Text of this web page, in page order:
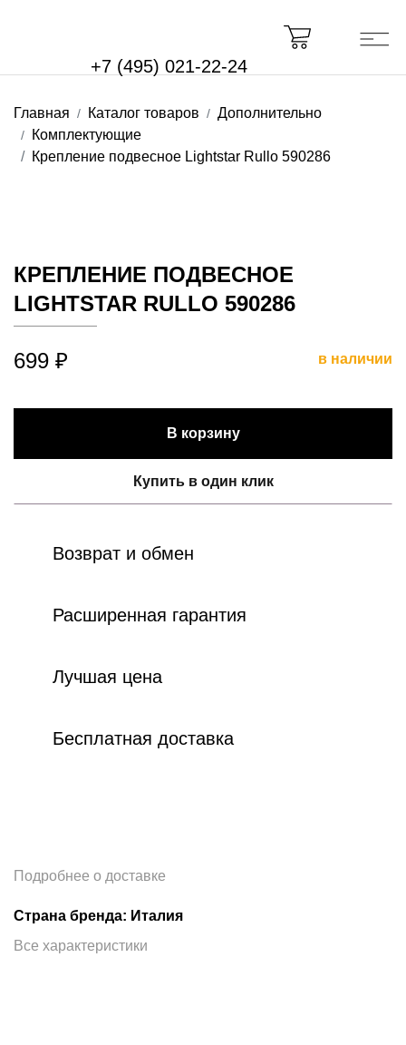
+7 (495) 021-22-24
Главная Каталог товаров
Дополнительно
Комплектующие
Крепление подвесное Lightstar Rullo 590286
КРЕПЛЕНИЕ ПОДВЕСНОЕ
LIGHTSTAR RULLO 590286
699 ₽ в наличии
В корзину
Купить в один клик
Возврат и обмен
Расширенная гарантия
Лучшая цена
Бесплатная доставка
Подробнее о доставке
Страна бренда: Италия
Все характеристики